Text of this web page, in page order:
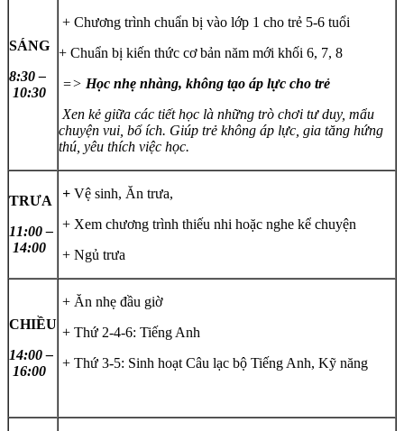
SÁNG
8:30 –
10:30
+ Chương trình chuẩn bị vào lớp 1 cho trẻ 5-6 tuổi
+ Chuẩn bị kiến thức cơ bản năm mới khối 6, 7, 8
=> Học nhẹ nhàng, không tạo áp lực cho trẻ
Xen kẻ giữa các tiết học là những trò chơi tư duy, mẩu
chuyện vui, bổ ích. Giúp trẻ không áp lực, gia tăng hứng
thú, yêu thích việc học.
TRƯA
11:00 –
14:00
+ Vệ sinh, Ăn trưa,
+ Xem chương trình thiếu nhi hoặc nghe kể chuyện
+ Ngủ trưa
CHIỀU
14:00 –
16:00
+ Ăn nhẹ đầu giờ
+ Thứ 2-4-6: Tiếng Anh
+ Thứ 3-5: Sinh hoạt Câu lạc bộ Tiếng Anh, Kỹ năng